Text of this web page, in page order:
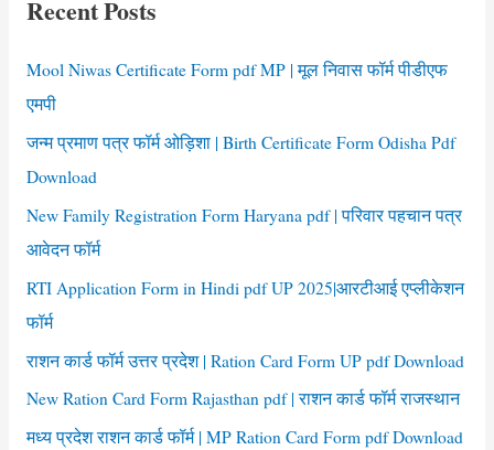
2025
f
o
:
Recent Posts
Mool Niwas Certificate Form pdf MP | मूल निवास फॉर्म पीडीएफ
एमपी
जन्म प्रमाण पत्र फॉर्म ओड़िशा | Birth Certificate Form Odisha Pdf
Download
New Family Registration Form Haryana pdf | परिवार पहचान पत्र
आवेदन फॉर्म
RTI Application Form in Hindi pdf UP 2025|आरटीआई एप्लीकेशन
फॉर्म
राशन कार्ड फॉर्म उत्तर प्रदेश | Ration Card Form UP pdf Download
New Ration Card Form Rajasthan pdf | राशन कार्ड फॉर्म राजस्थान
मध्य प्रदेश राशन कार्ड फॉर्म | MP Ration Card Form pdf Download